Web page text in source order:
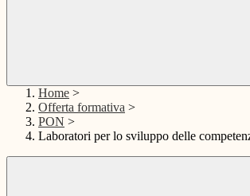
Home >
Offerta formativa >
PON >
Laboratori per lo sviluppo delle